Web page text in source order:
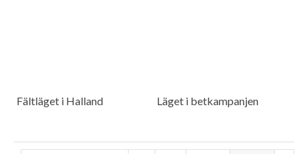
Fältläget i Halland Läget i betkampanjen